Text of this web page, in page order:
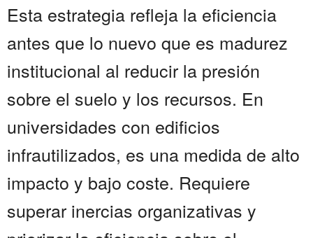
Esta estrategia refleja la eficiencia
antes que lo nuevo que es madurez
institucional al reducir la presión
sobre el suelo y los recursos. En
universidades con edificios
infrautilizados, es una medida de alto
impacto y bajo coste. Requiere
superar inercias organizativas y